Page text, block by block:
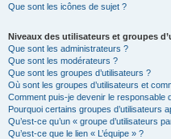
Que sont les icônes de sujet ?
Niveaux des utilisateurs et groupes
Que sont les administrateurs ?
Que sont les modérateurs ?
Que sont les groupes d’utilisateurs ?
Où sont les groupes d’utilisateurs et
Comment puis-je devenir le responsable
Pourquoi certains groupes d’utilisateurs
Qu’est-ce qu’un « groupe d’utilisateurs
Qu’est-ce que le lien « L’équipe » ?